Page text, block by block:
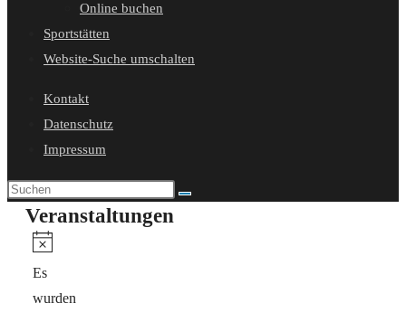
Online buchen
Sportstätten
Website-Suche umschalten
Kontakt
Datenschutz
Impressum
Veranstaltungen
Hinweis
Es
wurden